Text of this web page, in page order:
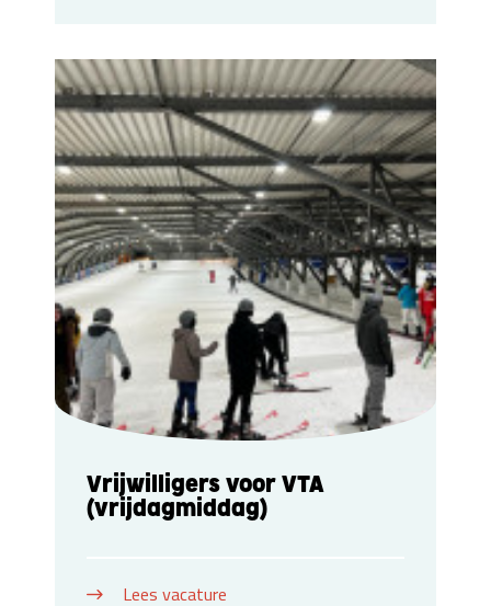
Vrijwilligers voor VTA
(vrijdagmiddag)
Lees vacature